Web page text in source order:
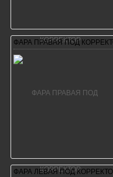
ФАРА ПРАВАЯ ПОД
ФАРА ЛЕВАЯ ПОД